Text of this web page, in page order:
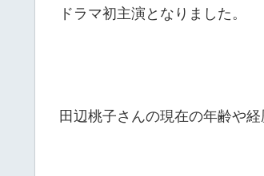
ドラマ初主演となりました。
田辺桃子さんの現在の年齢や